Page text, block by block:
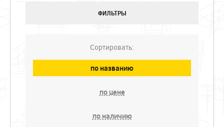
ФИЛЬТРЫ
Сортировать:
по названию
по цене
по наличию